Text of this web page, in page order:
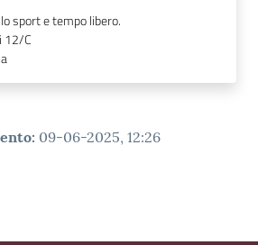
sport e tempo libero.
12/C
: 09-06-2025, 12:26